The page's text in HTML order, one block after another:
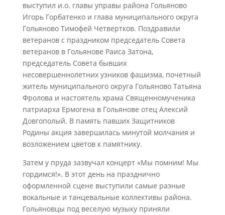
выступил и.о. главы управы района Гольяново
Игорь Горбатенко и глава муниципального округа
Гольяново Тимофей Четвертков. Поздравили
ветеранов с праздником председатель Совета
ветеранов в Гольянове Раиса Затона,
председатель Совета бывших
несовершеннолетних узников фашизма, почетный
житель муниципального округа Гольяново Татьяна
Фролова и настоятель храма Священномученика
патриарха Ермогена в Гольянове отец Алексий
Довгополый. В память павших Защитников
Родины акция завершилась минутой молчания и
возложением цветов к памятнику.
Затем у пруда зазвучал концерт «Мы помним! Мы
гордимся!». В этот день на празднично
оформленной сцене выступили самые разные
вокальные и танцевальные коллективы района.
Гольяновцы под веселую музыку приняли